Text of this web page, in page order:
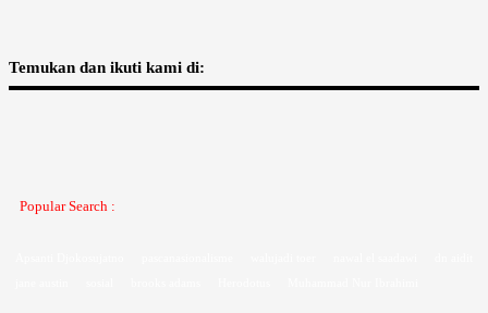
Temukan dan ikuti kami di:
Popular Search :